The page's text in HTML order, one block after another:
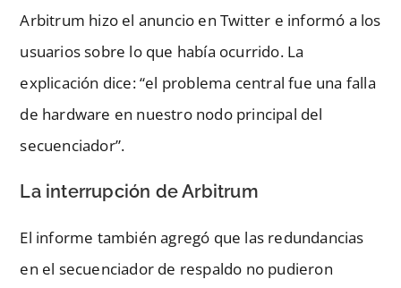
Arbitrum hizo el anuncio en Twitter e informó a los
usuarios sobre lo que había ocurrido. La
explicación dice: “el problema central fue una falla
de hardware en nuestro nodo principal del
secuenciador”.
La interrupción de Arbitrum
El informe también agregó que las redundancias
en el secuenciador de respaldo no pudieron